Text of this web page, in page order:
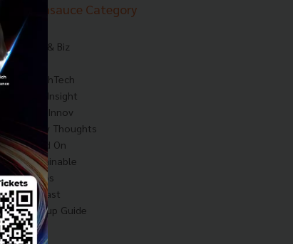
Techsauce Category
News
Tech & Biz
HealthTech
Exec Insight
Corp Innov
Saucy Thoughts
Based On
Sustainable
Videos
Podcast
Startup Guide